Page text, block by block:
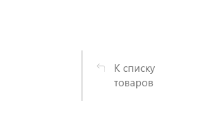
К списку
товаров